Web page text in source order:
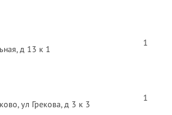
д 13 к 1
1
ул Грекова, д 3 к 3
1